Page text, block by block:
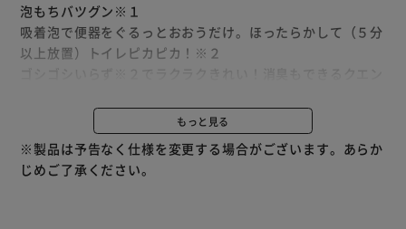
泡もちバツグン※１
吸着泡で便器をぐるっとおおうだけ。ほったらかして（５分
以上放置）トイレピカピカ！※２
きるから、フチ裏もしっかりパック。
清潔感のあるサボン＆シトラスの香り
※１当社品比※２便器内専用、こびりついた汚れは落とせま
せん。
もっと見る
※製品は予告なく仕様を変更する場合がございます。あらか
じめご了承ください。